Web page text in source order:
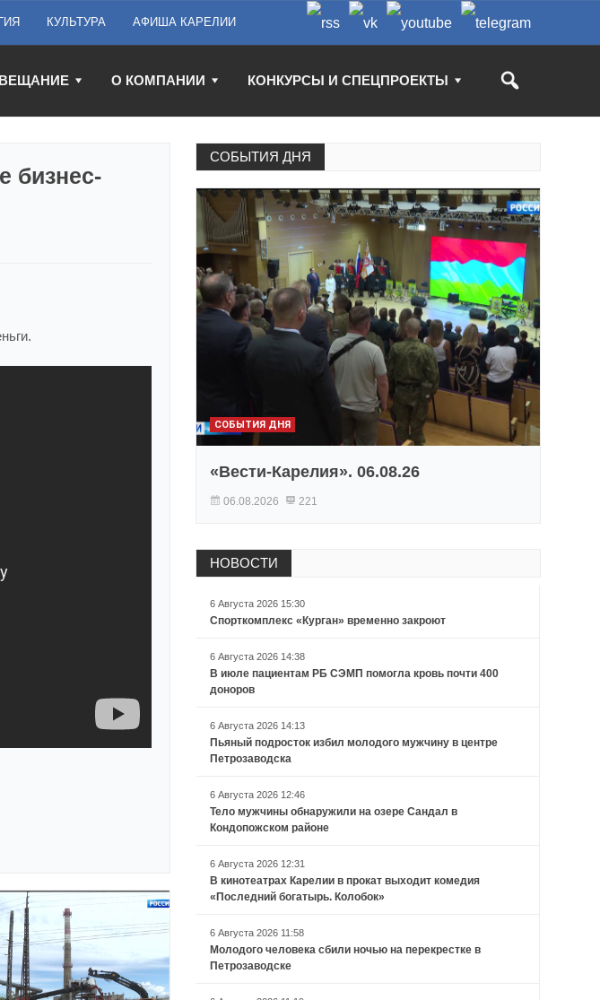
КУЛЬТУРА АФИША КАРЕЛИИ
О КОМПАНИИ КОНКУРСЫ И СПЕЦПРОЕКТЫ
бизнес-
СОБЫТИЯ ДНЯ
СОБЫТИЯ ДНЯ
«Вести-Карелия». 06.08.26
06.08.2026 221
НОВОСТИ
6 Августа 2026 15:30
Спорткомплекс «Курган» временно закроют
6 Августа 2026 14:38
В июле пациентам РБ СЭМП помогла кровь почти 400
доноров
6 Августа 2026 14:13
Пьяный подросток избил молодого мужчину в центре
Петрозаводска
6 Августа 2026 12:46
Тело мужчины обнаружили на озере Сандал в
Кондопожском районе
6 Августа 2026 12:31
В кинотеатрах Карелии в прокат выходит комедия
«Последний богатырь. Колобок»
6 Августа 2026 11:58
Молодого человека сбили ночью на перекрестке в
Петрозаводске